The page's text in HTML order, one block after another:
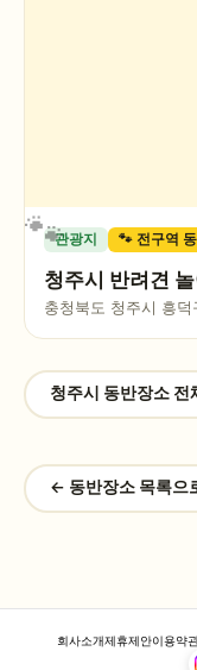
관광지 🐾 전구역
청주시 반려견
충청북도 청주시 흥
청주시 동반장소
← 동반장소 목록으
회사소개제휴제안이용약